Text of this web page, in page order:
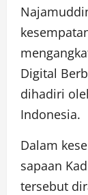
Digital
dihadiri
Indonesia.
Dalam
sapaan
tersebut